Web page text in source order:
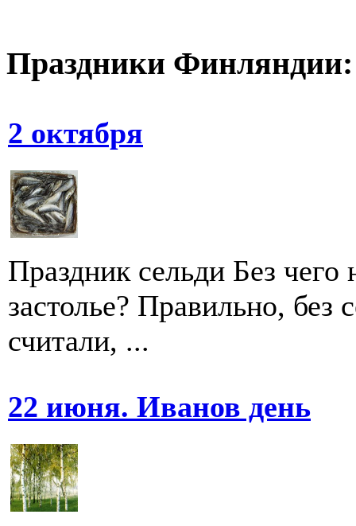
Праздники Финляндии:
2 октября
Праздник сельди Без чего
застолье? Правильно, без
считали, ...
22 июня. Иванов день